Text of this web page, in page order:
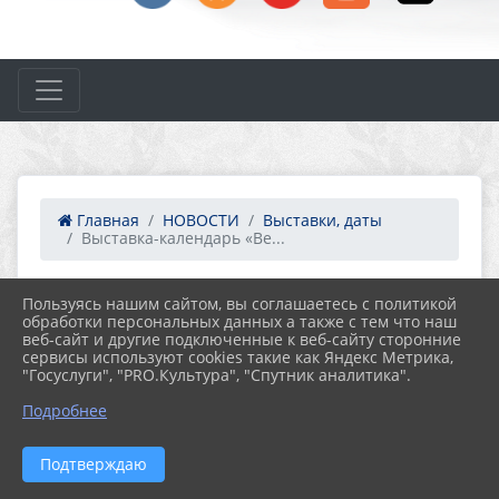
Главная НОВОСТИ
Выставки, даты
Выставка-календарь «Ве...
17.02.2026 07:09 31
ВЫСТАВКА-КАЛЕНДАРЬ «ВЕСЁЛЫЕ
СТРОКИ ДЕТСТВА» К 120-ЛЕТИЮ СО ДНЯ
РОЖДЕНИЯ А.Л. БАРТО
Пользуясь нашим сайтом, вы соглашаетесь с политикой
обработки персональных данных а также с тем что наш
веб-сайт и другие подключенные к веб-сайту сторонние
сервисы используют cookies такие как Яндекс Метрика,
"Госуслуги", "PRO.Культура", "Спутник аналитика".
Подробнее
Подтверждаю